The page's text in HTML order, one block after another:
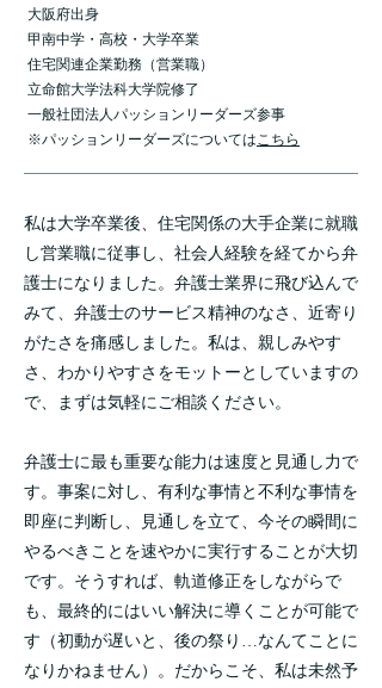
大阪府出身
甲南中学・高校・大学卒業
住宅関連企業勤務（営業職）
立命館大学法科大学院修了
​一般社団法人パッションリーダーズ参事
​※パッションリーダーズについてはこちら
私は大学卒業後、住宅関係の大手企業に就職
し営業職に従事し、社会人経験を経てから弁
護士になりました。弁護士業界に飛び込んで
みて、弁護士のサービス精神のなさ、近寄り
がたさを痛感しました。私は、親しみやす
さ、わかりやすさをモットーとしていますの
で、まずは気軽にご相談ください。
弁護士に最も重要な能力は速度と見通し力で
す。事案に対し、有利な事情と不利な事情を
即座に判断し、見通しを立て、今その瞬間に
やるべきことを速やかに実行することが大切
です。そうすれば、軌道修正をしながらで
も、最終的にはいい解決に導くことが可能で
す（初動が遅いと、後の祭り…なんてことに
なりかねません）。だからこそ、私は未然予